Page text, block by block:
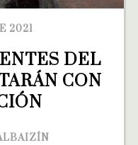
2021
DEL
CON